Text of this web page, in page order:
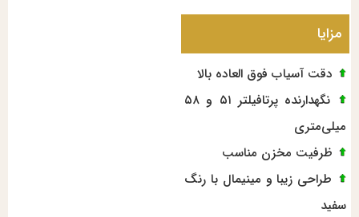
مزایا
دقت آسیاب فوق العاده بالا
نگهدارنده پرتافیلتر ۵۱ و ۵۸
میلی‌متری
ظرفیت مخزن مناسب
طراحی زیبا و مینیمال با رنگ
سفید